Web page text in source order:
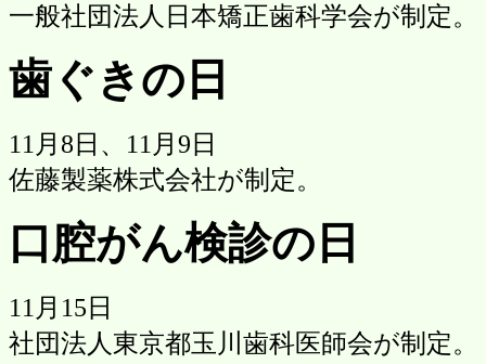
一般社団法人日本矯正歯科学会が制定。
歯ぐきの日
11月8日、11月9日
佐藤製薬株式会社が制定。
口腔がん検診の日
11月15日
社団法人東京都玉川歯科医師会が制定。